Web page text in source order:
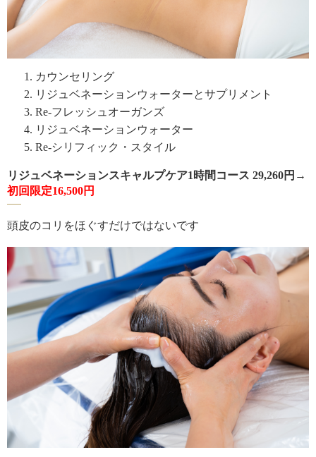
カウンセリング
リジュベネーションウォーターとサプリメント
Re-フレッシュオーガンズ
リジュベネーションウォーター
Re-シリフィック・スタイル
リジュベネーションスキャルプケア1時間コース 29,260円→
初回限定16,500円
頭皮のコリをほぐすだけではないです